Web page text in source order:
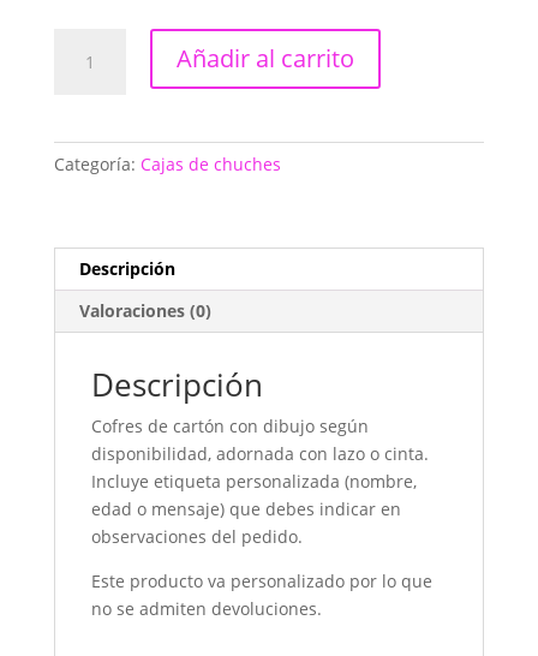
Añadir al carrito
Categoría: Cajas de chuches
Descripción
Valoraciones (0)
Descripción
Cofres de cartón con dibujo según
disponibilidad, adornada con lazo o cinta.
Incluye etiqueta personalizada (nombre,
edad o mensaje) que debes indicar en
observaciones del pedido.
Este producto va personalizado por lo que
no se admiten devoluciones.